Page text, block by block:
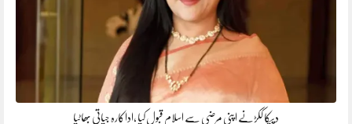
دپیکا ککڑنے اپنی مرضی سے اسلام قبول کیا ،اداکارہ جیاتی بھاٹیا